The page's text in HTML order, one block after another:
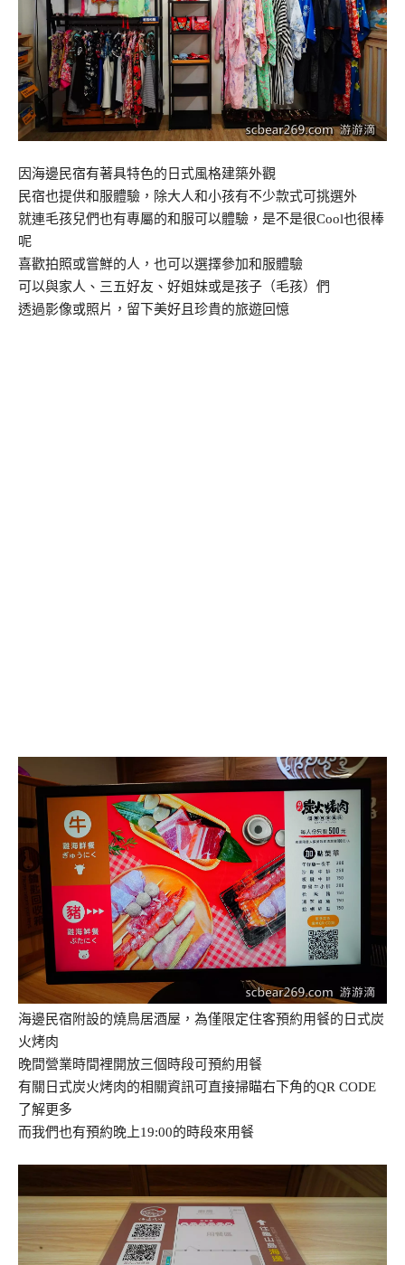
因海邊民宿有著具特色的日式風格建築外觀
民宿也提供和服體驗，除大人和小孩有不少款式可挑選外
就連毛孩兒們也有專屬的和服可以體驗，是不是很Cool也很棒
呢
喜歡拍照或嘗鮮的人，也可以選擇參加和服體驗
可以與家人、三五好友、好姐妹或是孩子（毛孩）們
透過影像或照片，留下美好且珍貴的旅遊回憶
海邊民宿附設的燒鳥居酒屋，為僅限定住客預約用餐的日式炭
火烤肉
晚間營業時間裡開放三個時段可預約用餐
有關日式炭火烤肉的相關資訊可直接掃瞄右下角的QR CODE
了解更多
而我們也有預約晚上19:00的時段來用餐